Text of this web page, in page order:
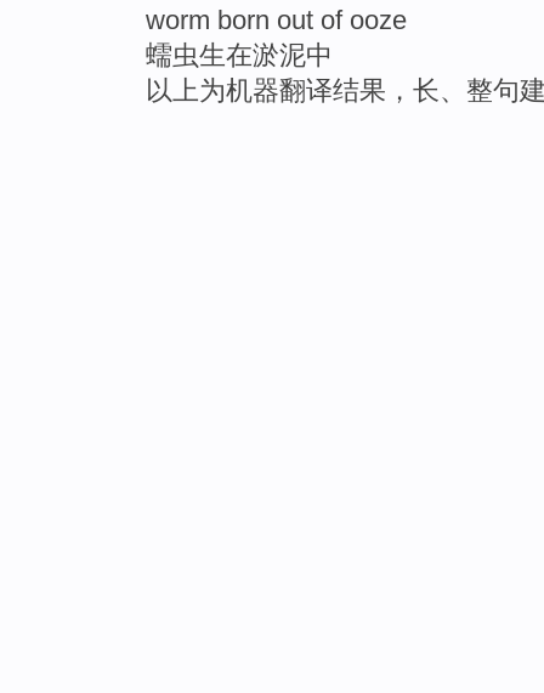
worm born out of ooze
蠕虫生在淤泥中
以上为机器翻译结果，长、整句